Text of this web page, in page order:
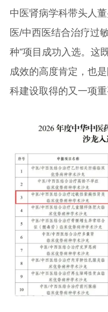
中医肾病学科带头人
医/中西医结合治疗过
种”项目成功入选。这
成效的高度肯定，也
科建设取得的又一项重